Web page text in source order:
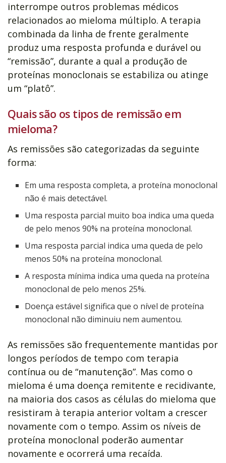
interrompe outros problemas médicos
relacionados ao mieloma múltiplo. A terapia
combinada da linha de frente geralmente
produz uma resposta profunda e durável ou
“remissão”, durante a qual a produção de
proteínas monoclonais se estabiliza ou atinge
um “platô”.
Quais são os tipos de remissão em
mieloma?
As remissões são categorizadas da seguinte
forma:
Em uma resposta completa, a proteína monoclonal
não é mais detectável.
Uma resposta parcial muito boa indica uma queda
de pelo menos 90% na proteína monoclonal.
Uma resposta parcial indica uma queda de pelo
menos 50% na proteína monoclonal.
A resposta mínima indica uma queda na proteína
monoclonal de pelo menos 25%.
Doença estável significa que o nível de proteína
monoclonal não diminuiu nem aumentou.
As remissões são frequentemente mantidas por
longos períodos de tempo com terapia
contínua ou de “manutenção”. Mas como o
mieloma é uma doença remitente e recidivante,
na maioria dos casos as células do mieloma que
resistiram à terapia anterior voltam a crescer
novamente com o tempo. Assim os níveis de
proteína monoclonal poderão aumentar
novamente e ocorrerá uma recaída.